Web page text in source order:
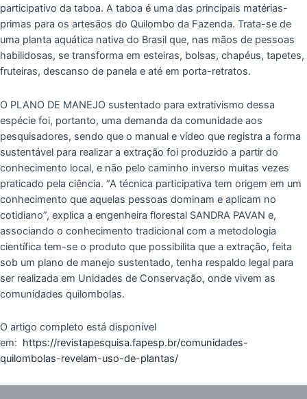
participativo da taboa. A taboa é uma das principais matérias-
primas para os artesãos do Quilombo da Fazenda. Trata-se de
uma planta aquática nativa do Brasil que, nas mãos de pessoas
habilidosas, se transforma em esteiras, bolsas, chapéus, tapetes,
fruteiras, descanso de panela e até em porta-retratos.
O PLANO DE MANEJO sustentado para extrativismo dessa
espécie foi, portanto, uma demanda da comunidade aos
pesquisadores, sendo que o manual e vídeo que registra a forma
sustentável para realizar a extração foi produzido a partir do
conhecimento local, e não pelo caminho inverso muitas vezes
praticado pela ciência. “A técnica participativa tem origem em um
conhecimento que aquelas pessoas dominam e aplicam no
cotidiano”, explica a engenheira florestal SANDRA PAVAN e,
associando o conhecimento tradicional com a metodologia
científica tem-se o produto que possibilita que a extração, feita
sob um plano de manejo sustentado, tenha respaldo legal para
ser realizada em Unidades de Conservação, onde vivem as
comunidades quilombolas.
O artigo completo está disponível
em: https://revistapesquisa.fapesp.br/comunidades-
quilombolas-revelam-uso-de-plantas/